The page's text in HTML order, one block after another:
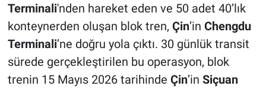
Terminali'nden hareket eden ve 50 adet 40’lık
konteynerden oluşan blok tren, Çin’in Chengdu
Terminali’ne doğru yola çıktı. 30 günlük transit
sürede gerçekleştirilen bu operasyon, blok
trenin 15 Mayıs 2026 tarihinde Çin’in Siçuan